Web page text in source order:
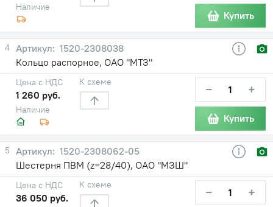
Наличие
Купить
4
1520-2308038
Кольцо распорное, ОАО "МТЗ"
Наличие
Цена с НДС
1 260 руб.
К схеме − +
Купить
5
1520-2308062-05
Шестерня ПВМ (z=28/40), ОАО "МЗШ"
Цена с НДС
36 050 руб.
К схеме − +